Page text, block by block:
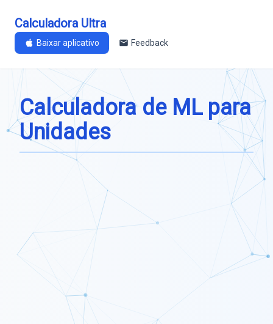
Calculadora Ultra
Baixar aplicativo Feedback
Calculadora de ML para
Unidades